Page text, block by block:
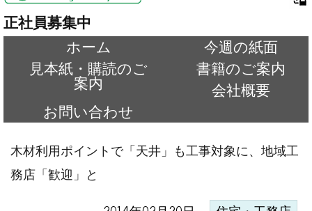
正社員募集中
ホーム
今週の紙面
見本紙・購読のご
案内
書籍のご案内
会社概要
お問い合わせ
木材利用ポイントで「天井」も工事対象に、地域工
務店「歓迎」と